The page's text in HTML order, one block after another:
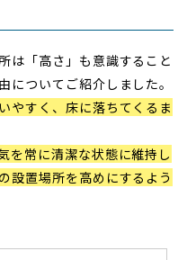
は「高さ」も意識すること
についてご紹介しました。
やすく、床に落ちてくるま
を常に清潔な状態に維持し
設置場所を高めにするよう